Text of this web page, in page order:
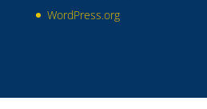
WordPress.org